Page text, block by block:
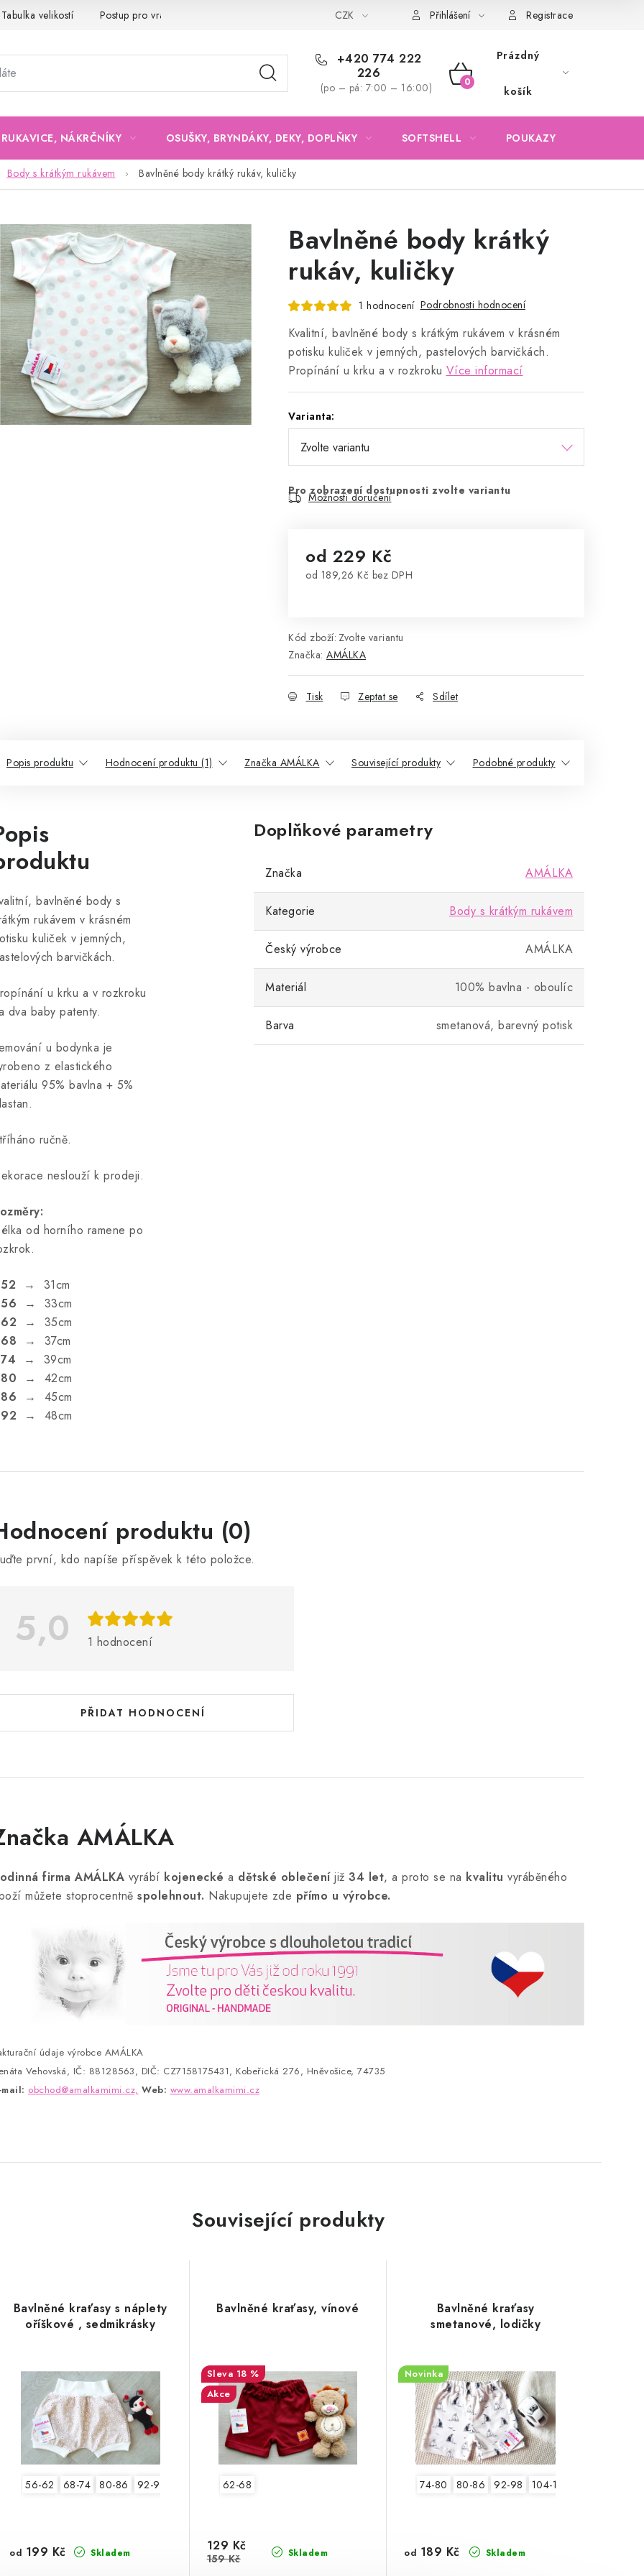
Tabulka velikostí Postup pro vrácení a výměnu Obchodní podmínky Podmínky ochrany osobních údajů
CZK Přihlášení Registrace
+420 774 222
226
(po – pá: 7:00 – 16:00)
NÁKUPNÍ
Prázdný
košík
NÁKRČNÍKY OSUŠKY, BRYNDÁKY, DEKY, DOPLŇKY SOFTSHELL POUKAZY
Body s krátkým rukávem Bavlněné body krátký rukáv, kuličky
Bavlněné body krátký
rukáv, kuličky
1 hodnocení Podrobnosti hodnocení
Kvalitní, bavlněné body s krátkým rukávem v krásném
potisku kuliček v jemných, pastelových barvičkách.
Propínání u krku a v rozkroku Více informací
Varianta:
Pro zobrazení dostupnosti zvolte variantu
Možnosti doručení
od 229 Kč
od 189,26 Kč bez DPH
Kód zboží: Zvolte variantu
Značka: AMÁLKA
Tisk Zeptat se Sdílet
Popis produktu Hodnocení produktu (1) Značka AMÁLKA Související produkty Podobné produkty
bavlněné body s
rukávem v krásném
kuliček v jemných,
barvičkách.
u krku a v rozkroku
dva baby patenty.
u bodynka je
z elastického
95% bavlna + 5%
ručně.
neslouží k prodeji.
od horního ramene po
→ 31cm
→ 33cm
→ 35cm
→ 37cm
→ 39cm
→ 42cm
→ 45cm
→ 48cm
Doplňkové parametry
Značka AMÁLKA
Kategorie Body s krátkým rukávem
Český výrobce AMÁLKA
Materiál 100% bavlna - oboulíc
Barva smetanová, barevný potisk
produktu (0)
první, kdo napíše příspěvek k této položce.
5,0 1 hodnocení
PŘIDAT HODNOCENÍ
AMÁLKA
firma AMÁLKA vyrábí kojenecké a dětské oblečeníjiž 34 let, a proto se na kvalitu vyráběného
můžete stoprocentně spolehnout. Nakupujete zde přímo u výrobce.
údaje výrobce AMÁLKA
Vehovská, IČ: 88128563, DIČ: CZ7158175431, Kobeřická 276, Hněvošice, 74735
mail: obchod@amalkamimi.cz, Web: www.amalkamimi.cz
Související produkty
Bavlněné kraťasy s náplety
oříškové , sedmikrásky
56-62 68-74 80-86 92-98
Skladem
od 199 Kč
Bavlněné kraťasy, vínové
18 %
Akce
62-68
Skladem
129 Kč
159 Kč
Bavlněné kraťasy
smetanové, lodičky
Novinka
74-80 80-86 92-98 104-110
Skladem
od 189 Kč